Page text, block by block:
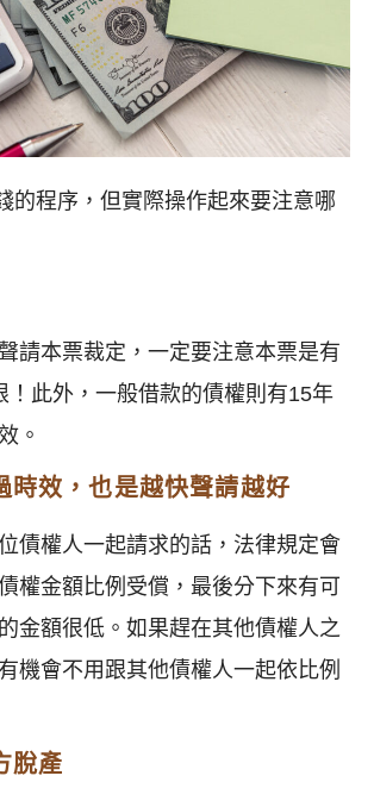
的程序，但實際操作起來要注意哪
請本票裁定，一定要注意本票是有
！此外，一般借款的債權則有15年
。
時效，也是越快聲請越好
債權人一起請求的話，法律規定會
權金額比例受償，最後分下來有可
金額很低。如果趕在其他債權人之
機會不用跟其他債權人一起依比例
脫產